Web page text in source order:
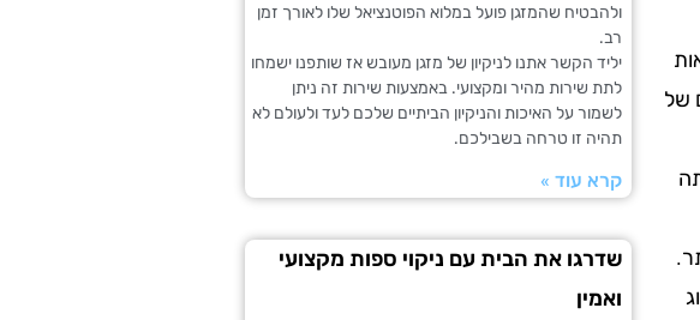
של
ולהבטיח שהמזגן פועל במלוא הפוטנציאל שלו לאורך זמן
רב.
יליד הקשר אתנו לניקיון של מזגן מעובש אז שותפנו ישמחו
לתת שירות מהיר ומקצועי. באמצעות שירות זה ניתן
לשמור על האיכות והניקיון הביתיים שלכם לעד ולעולם לא
תהיה זו טרחה בשבילכם.
קרא עוד »
שדרגו את הבית עם ניקוי ספות מקצועי
ואמין